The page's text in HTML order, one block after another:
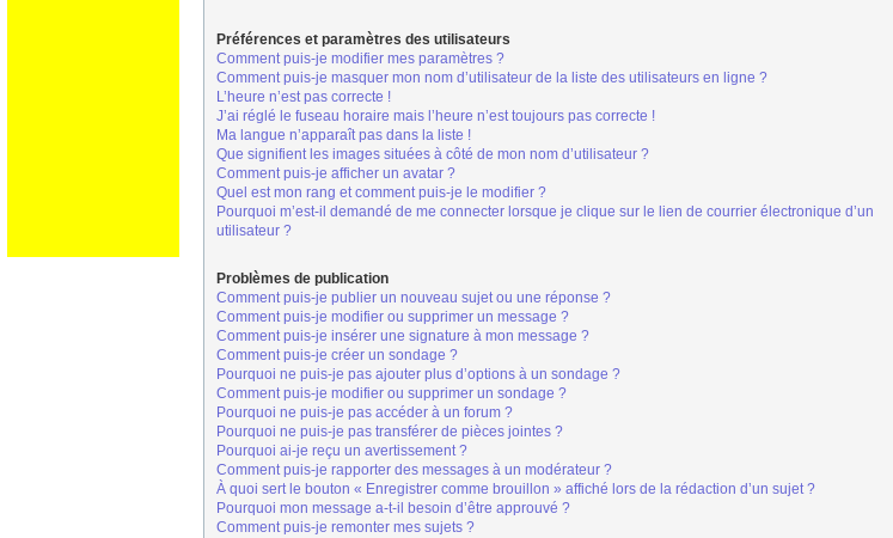
Préférences et paramètres des utilisateurs
Comment puis-je modifier mes paramètres ?
Comment puis-je masquer mon nom d’utilisateur de la liste des utilisateurs en ligne ?
L’heure n’est pas correcte !
J’ai réglé le fuseau horaire mais l’heure n’est toujours pas correcte !
Ma langue n’apparaît pas dans la liste !
Que signifient les images situées à côté de mon nom d’utilisateur ?
Comment puis-je afficher un avatar ?
Quel est mon rang et comment puis-je le modifier ?
Pourquoi m’est-il demandé de me connecter lorsque je clique sur le lien de courrier électronique d’un
utilisateur ?
Problèmes de publication
Comment puis-je publier un nouveau sujet ou une réponse ?
Comment puis-je modifier ou supprimer un message ?
Comment puis-je insérer une signature à mon message ?
Comment puis-je créer un sondage ?
Pourquoi ne puis-je pas ajouter plus d’options à un sondage ?
Comment puis-je modifier ou supprimer un sondage ?
Pourquoi ne puis-je pas accéder à un forum ?
Pourquoi ne puis-je pas transférer de pièces jointes ?
Pourquoi ai-je reçu un avertissement ?
Comment puis-je rapporter des messages à un modérateur ?
À quoi sert le bouton « Enregistrer comme brouillon » affiché lors de la rédaction d’un sujet ?
Pourquoi mon message a-t-il besoin d’être approuvé ?
Comment puis-je remonter mes sujets ?